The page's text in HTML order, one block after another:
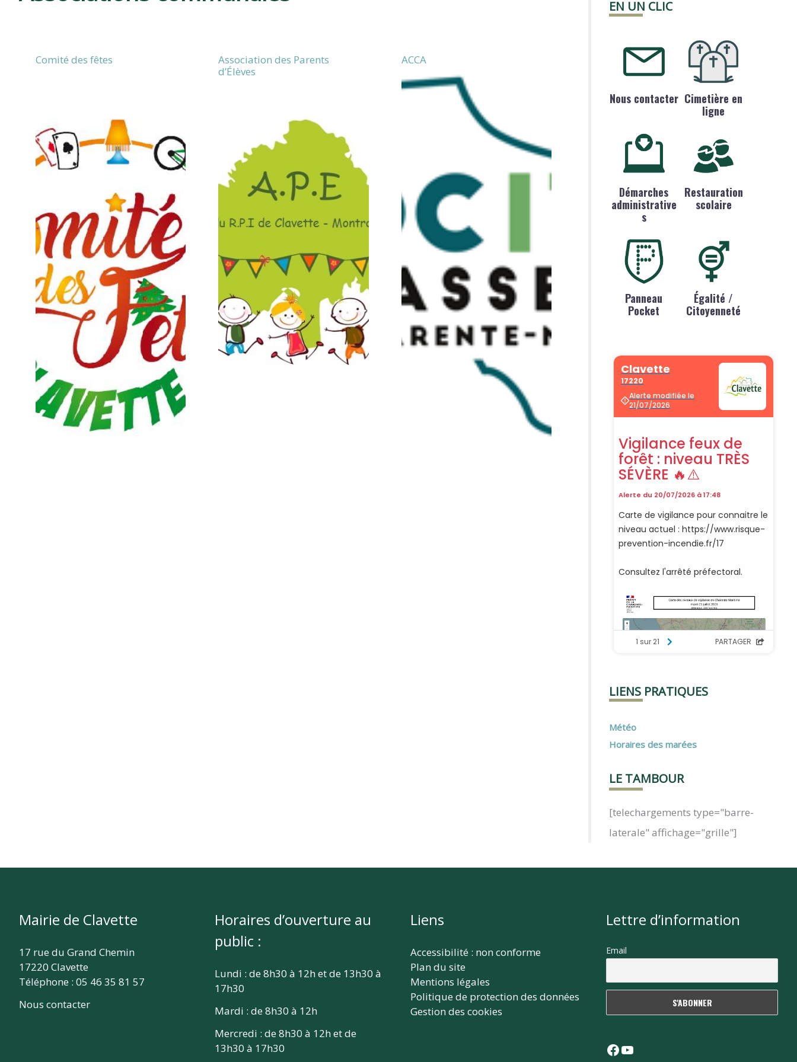
Comité des fêtes
Association des Parents
d’Élèves
ACCA
EN UN CLIC
Nous contacter Cimetière en
ligne
Démarches
administrative
s
Restauration
scolaire
Panneau
Pocket
Égalité /
Citoyenneté
LIENS PRATIQUES
Météo
Horaires des marées
LE TAMBOUR
[telechargements type="barre-
laterale" affichage="grille"]
Mairie de Clavette
17 rue du Grand Chemin
17220 Clavette
Téléphone : 05 46 35 81 57
Nous contacter
Horaires d’ouverture au
public :
Lundi : de 8h30 à 12h et de 13h30 à
17h30
Mardi : de 8h30 à 12h
Mercredi : de 8h30 à 12h et de
13h30 à 17h30
Liens
Accessibilité : non conforme
Plan du site
Mentions légales
Politique de protection des données
Gestion des cookies
Lettre d’information
Email
Facebook
YouTube